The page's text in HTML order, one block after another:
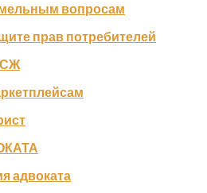
вопросам
прав потребителей
адвоката